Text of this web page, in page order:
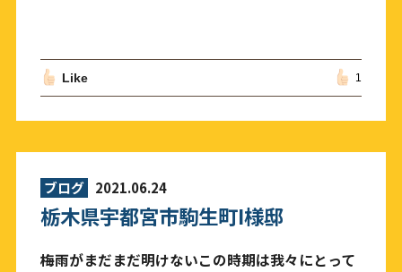
Like 1
ブログ 2021.06.24
栃木県宇都宮市駒生町I様邸
梅雨がまだまだ明けないこの時期は我々にとって